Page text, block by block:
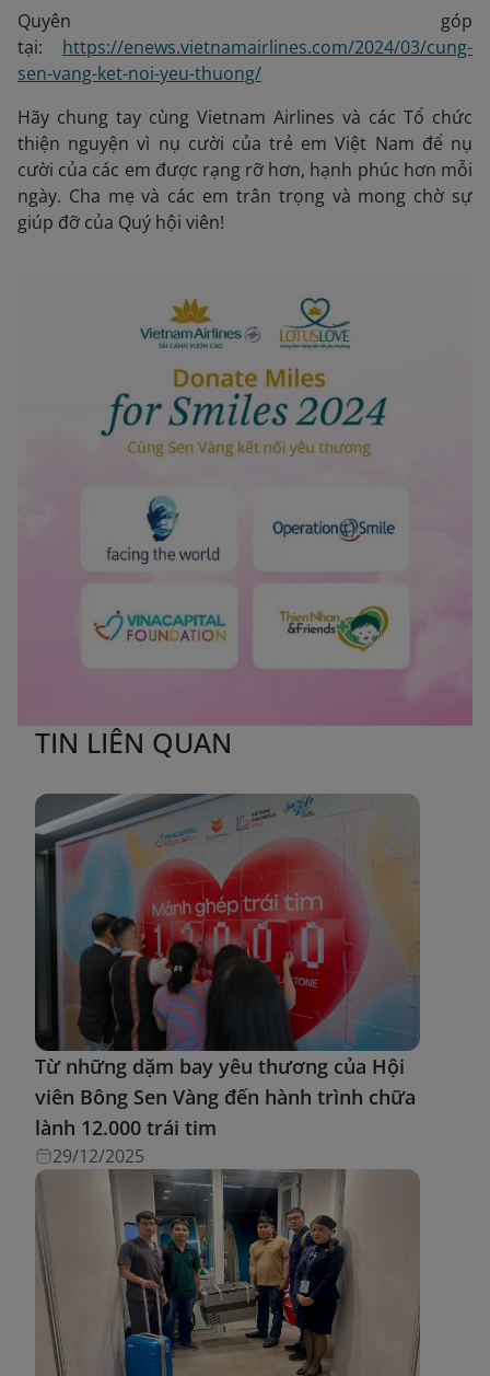
Quyên góp
tại: https://enews.vietnamairlines.com/2024/03/cung-
sen-vang-ket-noi-yeu-thuong/
Hãy chung tay cùng Vietnam Airlines và các Tổ chức
thiện nguyện vì nụ cười của trẻ em Việt Nam để nụ
cười của các em được rạng rỡ hơn, hạnh phúc hơn mỗi
ngày. Cha mẹ và các em trân trọng và mong chờ sự
giúp đỡ của Quý hội viên!
TIN LIÊN QUAN
Từ những dặm bay yêu thương của Hội
viên Bông Sen Vàng đến hành trình chữa
lành 12.000 trái tim
29/12/2025